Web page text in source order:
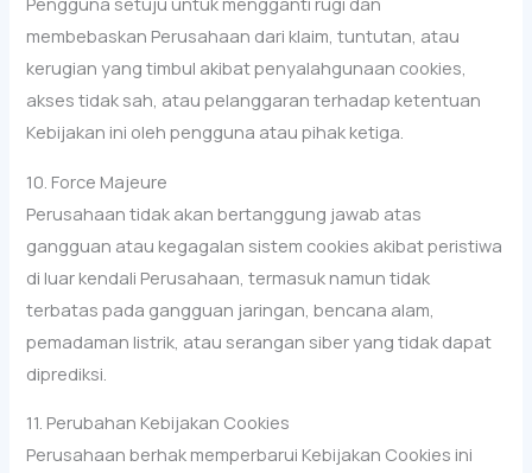
membebaskan Perusahaan dari klaim, tuntutan, atau
kerugian yang timbul akibat penyalahgunaan cookies,
akses tidak sah, atau pelanggaran terhadap ketentuan
Kebijakan ini oleh pengguna atau pihak ketiga.
10. Force Majeure
Perusahaan tidak akan bertanggung jawab atas
gangguan atau kegagalan sistem cookies akibat peristiwa
di luar kendali Perusahaan, termasuk namun tidak
terbatas pada gangguan jaringan, bencana alam,
pemadaman listrik, atau serangan siber yang tidak dapat
diprediksi.
11. Perubahan Kebijakan Cookies
Perusahaan berhak memperbarui Kebijakan Cookies ini